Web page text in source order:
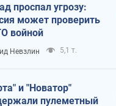
проспал угрозу:
может проверить
войной
Невзлин 5,1 т.
и "Новатор"
пулеметный